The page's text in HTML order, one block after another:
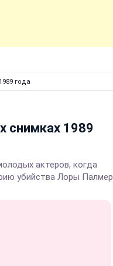
года
снимках 1989
актеров, когда
убийства Лоры Палмер